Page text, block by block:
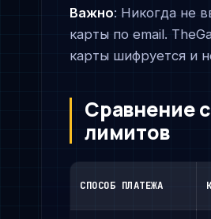
Важно: Никогда не
карты по email.
карты шифруется и
Сравнение
лимитов
СПОСОБ ПЛАТЕЖА